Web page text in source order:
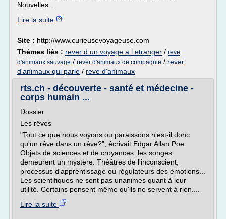
Nouvelles...
Lire la suite
Site : http://www.curieusevoyageuse.com
Thèmes liés : rever d un voyage a l etranger / reve
d'animaux sauvage / rever d'animaux de compagnie / rever
d'animaux qui parle / reve d'animaux
rts.ch - découverte - santé et médecine -
corps humain ...
Dossier
Les rêves
"Tout ce que nous voyons ou paraissons n'est-il donc
qu'un rêve dans un rêve?", écrivait Edgar Allan Poe.
Objets de sciences et de croyances, les songes
demeurent un mystère. Théâtres de l'inconscient,
processus d'apprentissage ou régulateurs des émotions...
Les scientifiques ne sont pas unanimes quant à leur
utilité. Certains pensent même qu'ils ne servent à rien....
Lire la suite